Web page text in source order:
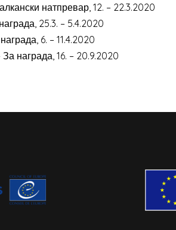
натпревар, 12. – 22.3.2020
25.3. – 5.4.2020
6. – 11.4.2020
награда, 16. – 20.9.2020